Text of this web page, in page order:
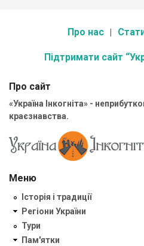
Про нас
Підтримати сайт
Про сайт
«Україна Інкогніта» -
краєзнавства.
Меню
Історія і традиції
Регіони України
Тури
Пам'ятки